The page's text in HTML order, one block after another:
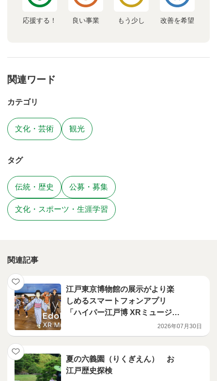
応援する！ 良い事業 もう少し 改善を希望
関連ワード
カテゴリ
文化・芸術 観光
タグ
伝統・歴史 公募・募集
文化・スポーツ・生涯学習
関連記事
江戸東京博物館の展示がより楽
しめるスマートフォンアプリ
「ハイパー江戸博 XRミュージア
2026年07月30日
夏の六義園（りくぎえん） お
江戸歴史探検